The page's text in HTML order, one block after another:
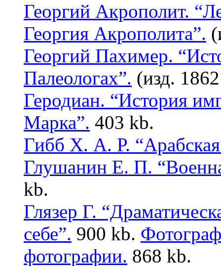
Георгий Акрополит.
Георгия Акрополита”.
Георгий Пахимер.
Палеологах”. (изд.
Геродиан. “История
Марка”. 403 kb.
Гибб Х. А. Р. “Арабская
Глушанин Е. П.
kb.
Глязер Г.
себе”. 900 kb.
фотографии. 868 kb.